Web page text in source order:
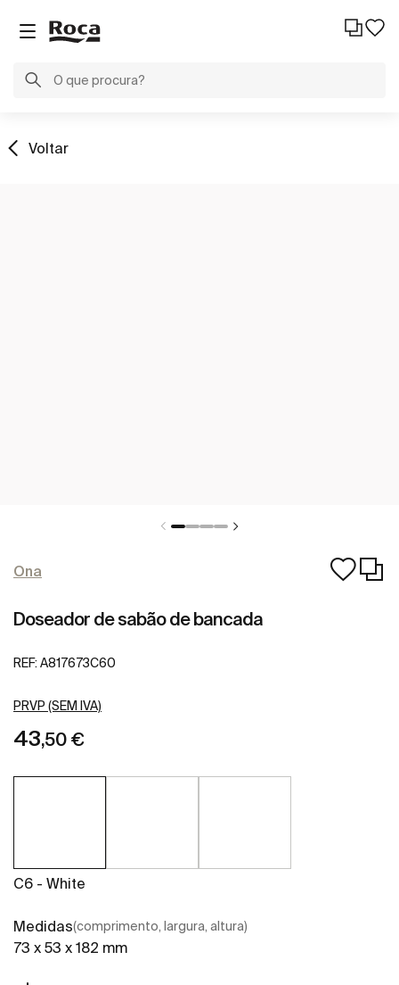
Voltar
Ona
Doseador de sabão de bancada
REF: A817673C60
PRVP (SEM IVA)
43,50 €
C6 - White
Medidas(comprimento, largura, altura)
73 x 53 x 182 mm